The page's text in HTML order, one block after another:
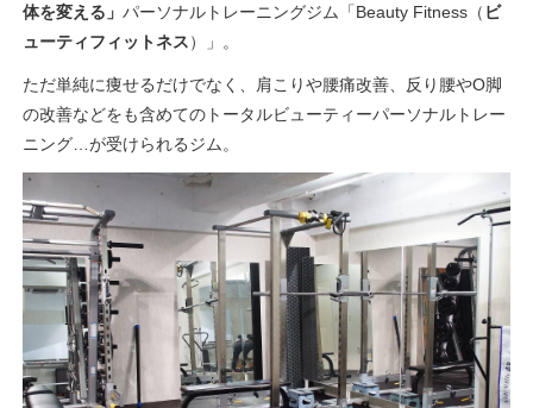
体を変える」パーソナルトレーニングジム「Beauty Fitness（ ビ
ューティフィットネス）」。
ただ単純に痩せるだけでなく、肩こりや腰痛改善、反り腰やO脚
の改善などをも含めてのトータルビューティーパーソナルトレー
ニング…が受けられるジム。